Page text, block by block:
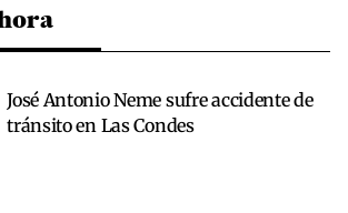
José Antonio Neme sufre accidente de
tránsito en Las Condes